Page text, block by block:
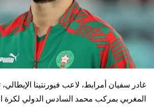
غادر سفيان أمرابط، لاعب فيورنتينا
المغربي بمركب محمد السادس الدولي لكرة